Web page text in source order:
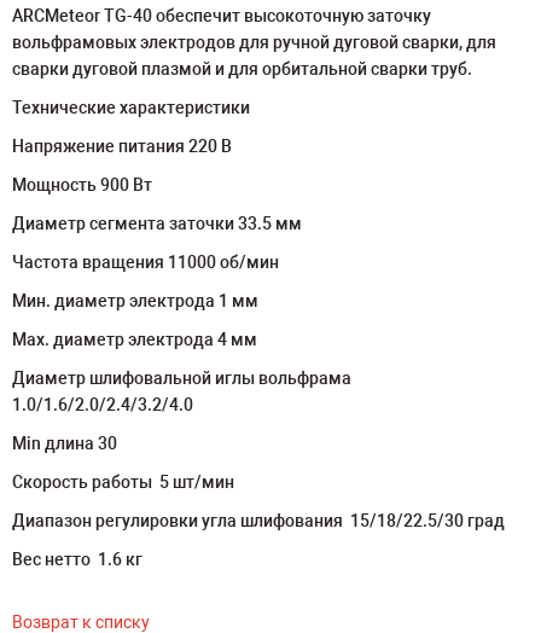
ARCMeteor TG-40 обеспечит высокоточную заточку
вольфрамовых электродов для ручной дуговой сварки, для
сварки дуговой плазмой и для орбитальной сварки труб.
Технические характеристики
Напряжение питания 220 В
Мощность 900 Вт
Диаметр сегмента заточки 33.5 мм
Частота вращения 11000 об/мин
Мин. диаметр электрода 1 мм
Мах. диаметр электрода 4 мм
Диаметр шлифовальной иглы вольфрама
1.0/1.6/2.0/2.4/3.2/4.0
Min длина 30
Скорость работы 5 шт/мин
Диапазон регулировки угла шлифования 15/18/22.5/30 град
Вес нетто 1.6 кг
Возврат к списку